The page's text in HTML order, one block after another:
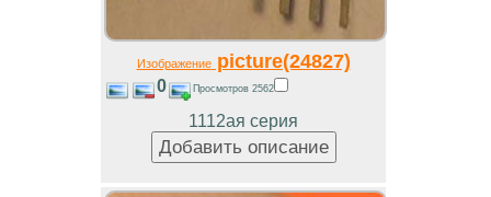
Изображениеpicture(24827)
0 Просмотров 2562
1112ая серия